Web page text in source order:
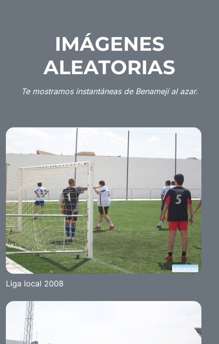
IMÁGENES
ALEATORIAS
Te mostramos instantáneas de Benamejí al azar.
Liga local 2008